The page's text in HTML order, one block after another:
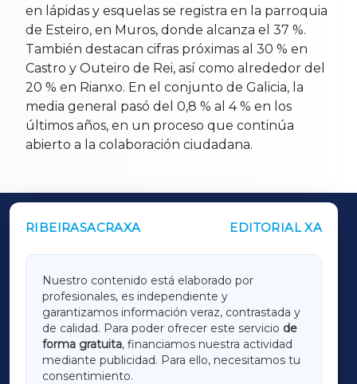
en lápidas y esquelas se registra en la parroquia
de Esteiro, en Muros, donde alcanza el 37 %.
También destacan cifras próximas al 30 % en
Castro y Outeiro de Rei, así como alrededor del
20 % en Rianxo. En el conjunto de Galicia, la
media general pasó del 0,8 % al 4 % en los
últimos años, en un proceso que continúa
abierto a la colaboración ciudadana.
RIBEIRASACRAXA EDITORIAL XA
Nuestro contenido está elaborado por
profesionales, es independiente y
garantizamos información veraz, contrastada y
de calidad. Para poder ofrecer este servicio de
forma gratuita, financiamos nuestra actividad
mediante publicidad. Para ello, necesitamos tu
consentimiento.
OUTROS PERIÓDICOS
LUGOXA
TERRACHAXA